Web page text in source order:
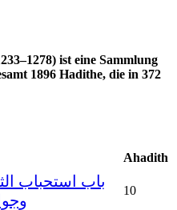
1896 Hadithe, die in 372
Ahadith
باب استحباب
10